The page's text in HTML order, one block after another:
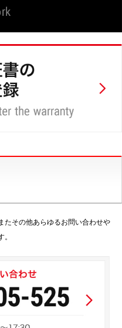
たその他あらゆるお問い合わせや